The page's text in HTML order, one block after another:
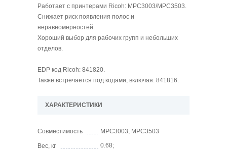
Работает с принтерами Ricoh: MPC3003/MPC3503.
Снижает риск появления полос и
неравномерностей.
Хороший выбор для рабочих групп и небольших
отделов.
EDP код Ricoh: 841820.
Также встречается под кодами, включая: 841816.
ХАРАКТЕРИСТИКИ
Совместимость MPC3003, MPC3503
Вес, кг 0.68;